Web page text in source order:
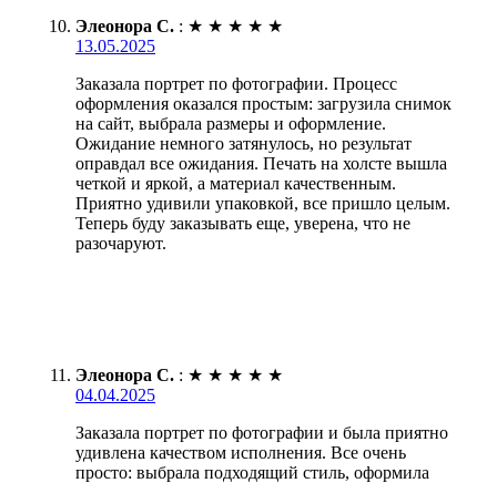
Элеонора С. : ★ ★ ★ ★ ★
13.05.2025
Заказала портрет по фотографии. Процесс
оформления оказался простым: загрузила снимок
на сайт, выбрала размеры и оформление.
Ожидание немного затянулось, но результат
оправдал все ожидания. Печать на холсте вышла
четкой и яркой, а материал качественным.
Приятно удивили упаковкой, все пришло целым.
Теперь буду заказывать еще, уверена, что не
разочаруют.
Элеонора С. : ★ ★ ★ ★ ★
04.04.2025
Заказала портрет по фотографии и была приятно
удивлена качеством исполнения. Все очень
просто: выбрала подходящий стиль, оформила